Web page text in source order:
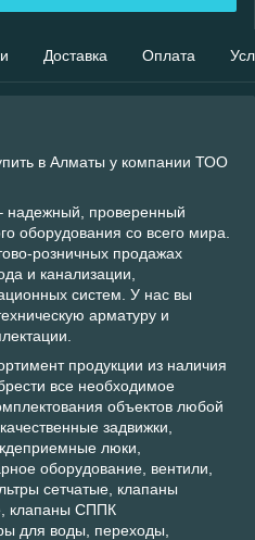
Доставка Оплата
в Алматы у компании ТОО
надежный, проверенный
оборудования со всего мира.
розничных продажах
и канализации,
систем. У нас вы
арматуру и
продукции из наличия
все необходимое
объектов любой
задвижки,
люки,
оборудование, вентили,
сетчатые, клапаны
клапаны СППК
для воды, переходы,